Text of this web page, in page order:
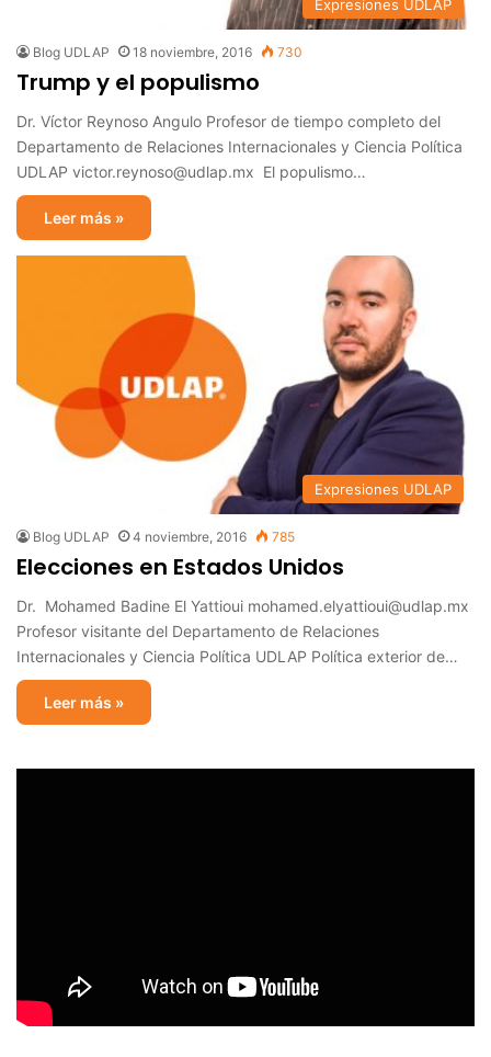
Expresiones UDLAP
Blog UDLAP 18 noviembre, 2016 730
Trump y el populismo
Dr. Víctor Reynoso Angulo Profesor de tiempo completo del
Departamento de Relaciones Internacionales y Ciencia Política
UDLAP victor.reynoso@udlap.mx El populismo…
Leer más »
Expresiones UDLAP
Blog UDLAP 4 noviembre, 2016 785
Elecciones en Estados Unidos
Dr. Mohamed Badine El Yattioui mohamed.elyattioui@udlap.mx
Profesor visitante del Departamento de Relaciones
Internacionales y Ciencia Política UDLAP Política exterior de…
Leer más »